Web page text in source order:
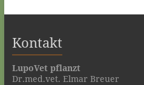
Kontakt
LupoVet pflanzt
Dr.med.vet. Elmar Breuer